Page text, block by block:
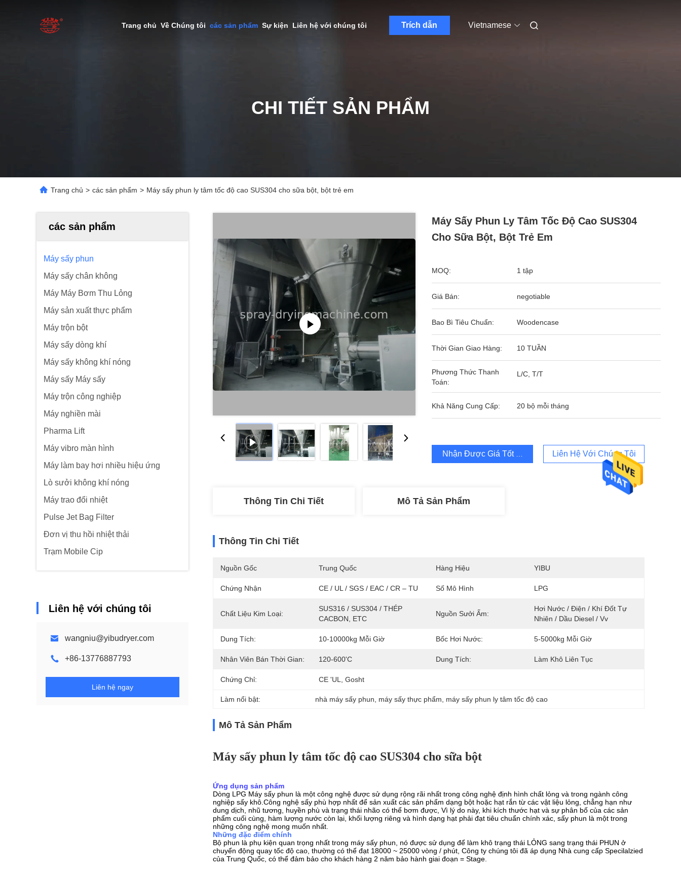
Trang chủ Về Chúng tôi các sản phẩm Sự kiện Liên hệ với chúng tôi Trích dẫn Vietnamese
CHI TIẾT SẢN PHẨM
Trang chủ > các sản phẩm > Máy sấy phun ly tâm tốc độ cao SUS304 cho sữa bột, bột trẻ em
các sản phẩm
Máy sấy phun
Máy sấy chân không
Máy Máy Bơm Thu Lỏng
Máy sản xuất thực phẩm
Máy trộn bột
Máy sấy dòng khí
Máy sấy không khí nóng
Máy sấy Máy sấy
Máy trộn công nghiệp
Máy nghiền mài
Pharma Lift
Máy vibro màn hình
Máy làm bay hơi nhiều hiệu ứng
Lò sưởi không khí nóng
Máy trao đổi nhiệt
Pulse Jet Bag Filter
Đơn vị thu hồi nhiệt thải
Trạm Mobile Cip
Liên hệ với chúng tôi
wangniu@yibudryer.com
+86-13776887793
Liên hệ ngay
Máy Sấy Phun Ly Tâm Tốc Độ Cao SUS304
Cho Sữa Bột, Bột Trẻ Em
MOQ: 1 tập
Giá Bán: negotiable
Bao Bì Tiêu Chuẩn: Woodencase
Thời Gian Giao Hàng: 10 TUẦN
Phương Thức Thanh
Toán:
L/C, T/T
Khả Năng Cung Cấp: 20 bộ mỗi tháng
Nhận Được Giá Tốt Nhất Liên Hệ Với Chúng Tôi
Thông Tin Chi Tiết Mô Tả Sản Phẩm
Thông Tin Chi Tiết
Nguồn Gốc Trung Quốc Hàng Hiệu YIBU
Chứng Nhận CE / UL / SGS / EAC / CR – TU Số Mô Hình LPG
Chất Liệu Kim Loại:
SUS316 / SUS304 / THÉP
CACBON, ETC
Nguồn Sưởi Ấm:
Hơi Nước / Điện / Khí Đốt Tự
Nhiên / Dầu Diesel / Vv
Dung Tích: 10-10000kg Mỗi Giờ Bốc Hơi Nước: 5-5000kg Mỗi Giờ
Nhân Viên Bán Thời Gian: 120-600'C Dung Tích: Làm Khô Liên Tục
Chứng Chỉ: CE 'UL, Gosht
Làm nổi bật: nhà máy sấy phun máy sấy thực phẩm máy sấy phun ly tâm tốc độ cao
Mô Tả Sản Phẩm
Máy sấy phun ly tâm tốc độ cao SUS304 cho sữa bột
Ứng dụng sản phẩm
Dòng LPG Máy sấy phun là một công nghệ được sử dụng rộng rãi nhất trong công nghệ định hình chất lỏng và trong ngành công
nghiệp sấy khô.Công nghệ sấy phù hợp nhất để sản xuất các sản phẩm dạng bột hoặc hạt rắn từ các vật liệu lỏng, chẳng hạn như
dung dịch, nhũ tương, huyền phù và trạng thái nhão có thể bơm được, Vì lý do này, khi kích thước hạt và sự phân bố của các sản
phẩm cuối cùng, hàm lượng nước còn lại, khối lượng riêng và hình dạng hạt phải đạt tiêu chuẩn chính xác, sấy phun là một trong
những công nghệ mong muốn nhất.
Những đặc điểm chính
Bộ phun là phụ kiện quan trọng nhất trong máy sấy phun, nó được sử dụng để làm khô trạng thái LỎNG sang trạng thái PHUN ở
chuyển động quay tốc độ cao, thường có thể đạt 18000 ~ 25000 vòng / phút, Công ty chúng tôi đã áp dụng Nhà cung cấp Specilalzied
của Trung Quốc, có thể đảm bảo cho khách hàng 2 năm bảo hành giai đoạn = Stage.